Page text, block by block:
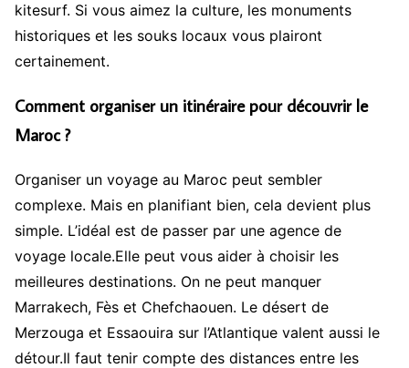
kitesurf. Si vous aimez la culture, les monuments
historiques et les souks locaux vous plairont
certainement.
Comment organiser un itinéraire pour découvrir le
Maroc ?
Organiser un voyage au Maroc peut sembler
complexe. Mais en planifiant bien, cela devient plus
simple. L’idéal est de passer par une agence de
voyage locale.Elle peut vous aider à choisir les
meilleures destinations. On ne peut manquer
Marrakech, Fès et Chefchaouen. Le désert de
Merzouga et Essaouira sur l’Atlantique valent aussi le
détour.Il faut tenir compte des distances entre les